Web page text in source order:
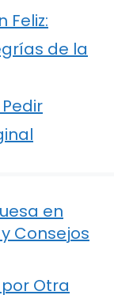
Feliz:
de la
en
Consejos
Otra